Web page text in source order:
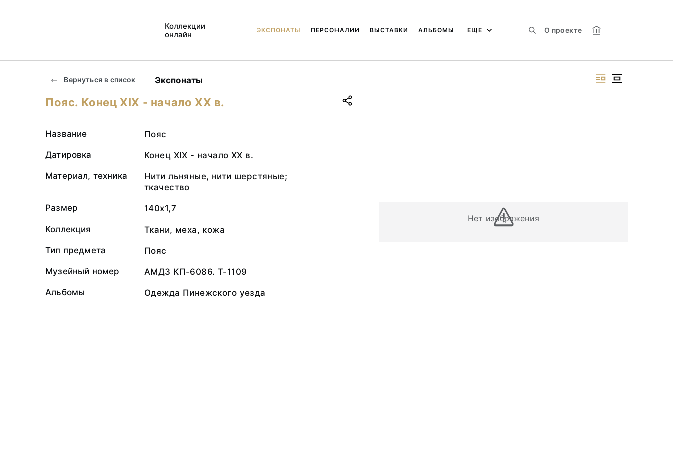
Коллекции
онлайн
О проекте
ЭКСПОНАТЫ ПЕРСОНАЛИИ ВЫСТАВКИ АЛЬБОМЫ ЕЩЕ
Вернуться в список Экспонаты
Нет изображения
Пояс. Конец ХIХ - начало ХХ в.
Название Пояс
Датировка Конец ХIХ - начало ХХ в.
Материал, техника
Нити льняные, нити шерстяные;
ткачество
Размер 140х1,7
Коллекция Ткани, меха, кожа
Тип предмета Пояс
Музейный номер АМДЗ КП-6086. Т-1109
Альбомы Одежда Пинежского уезда